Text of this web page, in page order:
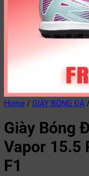
Home / GIÀY BÓNG ĐÁ /
Giày Bóng
Vapor 15.5
F1